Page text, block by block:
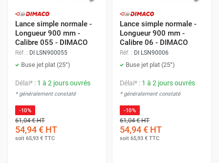
Lance simple normale -
Longueur 900 mm -
Calibre 055 - DIMACO
Réf. : DI LSN900055
Buse jet plat (25°)
Délai* : 1 à 2 jours ouvrés
* généralement constaté
-10%
61,04 €HT
54,94 € HT
soit 65,93 € TTC
Lance simple normale -
Longueur 900 mm -
Calibre 06 - DIMACO
Réf. : DI LSN90006
Buse jet plat (25°)
Délai* : 1 à 2 jours ouvrés
* généralement constaté
-10%
61,04 €HT
54,94 € HT
soit 65,93 € TTC